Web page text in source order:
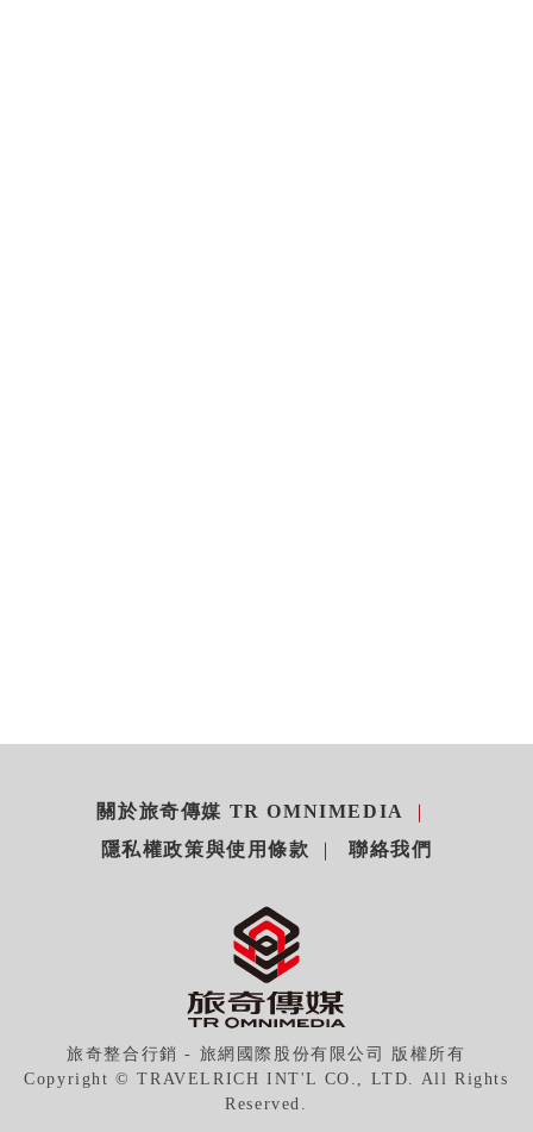
關於旅奇傳媒 TR OMNIMEDIA
隱私權政策與使用條款
聯絡我們
旅奇整合行銷 - 旅網國際股份有限公司 版權所有
Copyright © TRAVELRICH INT'L CO., LTD. All Rights
Reserved.